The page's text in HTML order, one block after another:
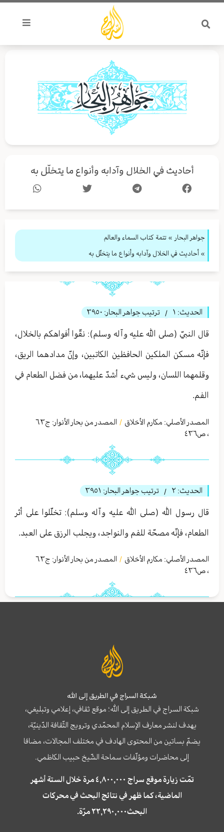
تخطي
المحتوى
أحاديث في الخلال وآدابه وأنواع ما يتخلّل به
جواهر البحار » تتمة كتاب السماء والعالم
» أحاديث في الخلال وآدابه وأنواع ما يتخلّل به
الحديث: ١ / ترتيب جواهر البحار: ٣٩٥٠
قال النبيّ (صلى الله عليه وآله وسلم): نقّوا أفواهكم بالخلال،
فإنّه مسكن الملكين الحافظين الكاتبين، وإنّ مدادهما الريق،
وقلمهما اللسان، وليس شيء أشدّ عليهما، من فضل الطعام في
الفم.
المصدر الأصلي: مكارم الأخلاق / المصدر من بحار الأنوار: ج٦٣
، ص٤٣٦
الحديث: ٢ / ترتيب جواهر البحار: ٣٩٥١
قال رسول الله (صلى الله عليه وآله وسلم): تخلّلوا على أثر
الطعام، فإنّه مصحّة للفم والنواجد، ويجلب الرزق على العبد.
المصدر الأصلي: مكارم الأخلاق / المصدر من بحار الأنوار: ج٦٣
، ص٤٣٦
شبكة السراج في الطريق إلى الله
شبكة السراج في الطريق إلى الله؛ موقع ثقافي، إعلامي وتبليغي،
يهدف لنشر معارف الإسلام المحمّدي وترويج الثّقافة الدّينيّة،
يضمّ بساتين من المحتوى الهادف في مختلف المجالات، مضافا
إلى محاضرات ومؤلّفات سماحة الشّيخ حبيب الكاظمي.
تمّت زيارة موقع سراج ٤,٨٠٠,٠٠٠ مرة خلال الستة أشهر
الماضية، كما ظهر في نتائج البحث في محركات
البحث٢٢,٢٩٠,٠٠٠ مرّة.